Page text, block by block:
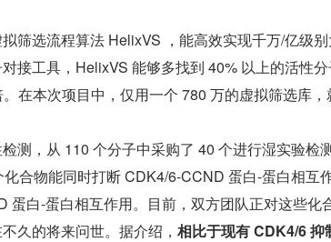
筛选流程算法 HelixVS ，能高效实现千万/亿级
接工具，HelixVS 能够多找到 40% 以上的活性分
在本次项目中，仅用一个 780 万的虚拟筛选库，
测，从 110 个分子中采购了 40 个进行湿实验检
合物能同时打断 CDK4/6-CCND 蛋白-蛋白相互
蛋白-蛋白相互作用。目前，双方团队正对这些化
久的将来问世。据介绍， 相比于现有 CDK4/6 抑